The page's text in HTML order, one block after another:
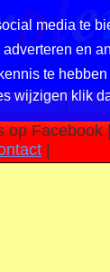
media te
en
te
wijzigen klik
|
op Facebook